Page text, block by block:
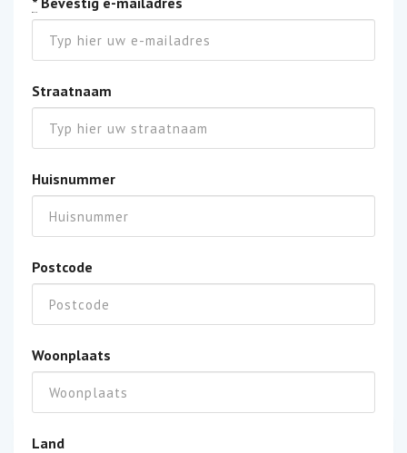
Straatnaam
Huisnummer
Postcode
Woonplaats
Land